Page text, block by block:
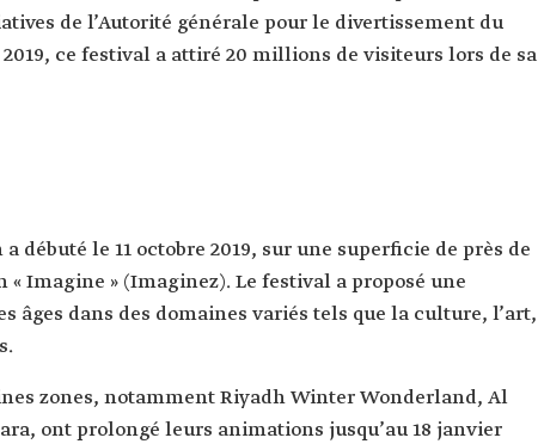
de l’Autorité générale pour le divertissement du
2019, ce festival a attiré 20 millions de visiteurs lors de sa
débuté le 11 octobre 2019, sur une superficie de près de
Imagine » (Imaginez). Le festival a proposé une
âges dans des domaines variés tels que la culture, l’art,
zones, notamment Riyadh Winter Wonderland, Al
ont prolongé leurs animations jusqu’au 18 janvier